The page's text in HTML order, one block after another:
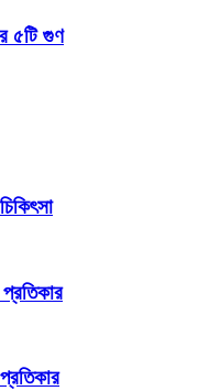
৫টি গুণ